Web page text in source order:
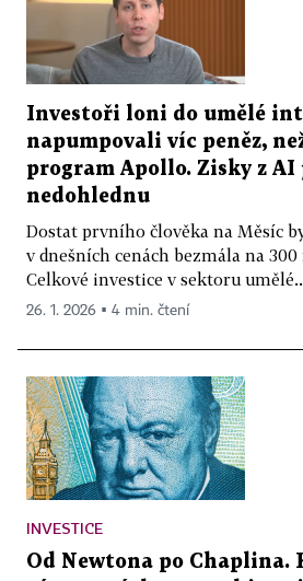
Investoři loni do umělé
napumpovali víc peněz,
program Apollo. Zisky z
nedohlednu
Dostat prvního člověka na Měsíc
v dnešních cenách bezmála na
Celkové investice v sektoru
26. 1. 2026 ▪ 4 min. čtení
INVESTICE
Od Newtona po Chaplina.